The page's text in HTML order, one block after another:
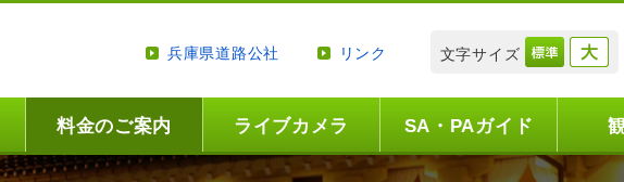
兵庫県道路公社 リンク 文字サイズ
料金のご案内 ライブカメラ SA・PAガイド